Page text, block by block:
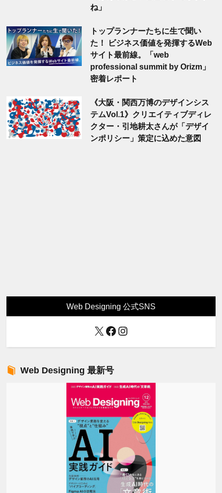
ね」
トップランナーたちに生で聞い
た！ ビジネス価値を発揮するWeb
サイト最前線。「web
professional summit by Orizm」
密着レポート
《大阪・関西万博のデザインシス
テムVol.1》クリエイティブディレ
クター・引地耕太さんが「デザイ
ンポリシー」策定に込めた意図
Web Designing 公式SNS
X Facebook
Instagram
Web Designing 最新号